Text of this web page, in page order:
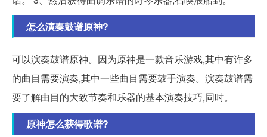
怎么演奏鼓谱原神?
可以演奏鼓谱原神。因为原神是一款音乐游戏,其中有许多
的曲目需要演奏,其中一些曲目需要鼓手演奏。演奏鼓谱需
要了解曲目的大致节奏和乐器的基本演奏技巧,同时。
原神怎么获得歌谱?